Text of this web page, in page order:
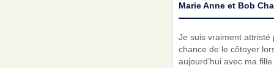
Marie Anne et Bob
Je suis vraiment attristé
chance de le côtoyer
aujourd’hui avec ma